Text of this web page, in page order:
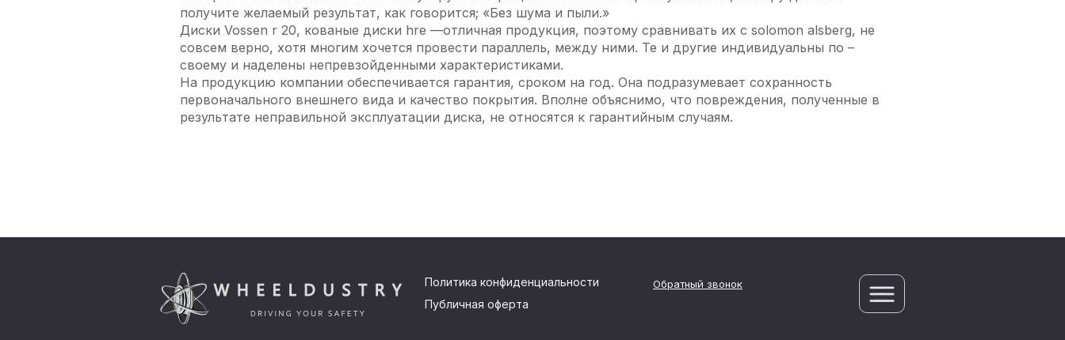
получите желаемый результат, как говорится; «Без шума и пыли.»
Диски Vossen r 20, кованые диски hre —отличная продукция, поэтому сравнивать их с solomon alsberg, не
совсем верно, хотя многим хочется провести параллель, между ними. Те и другие индивидуальны по –
своему и наделены непревзойденными характеристиками.
На продукцию компании обеспечивается гарантия, сроком на год. Она подразумевает сохранность
первоначального внешнего вида и качество покрытия. Вполне объяснимо, что повреждения, полученные в
результате неправильной эксплуатации диска, не относятся к гарантийным случаям.
Политика конфиденциальности
Публичная оферта
Обратный звонок